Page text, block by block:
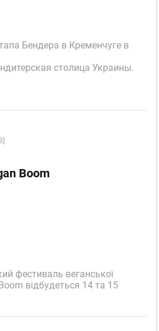
Бендера в Кременчуге в
столица Украины.
Boom
фестиваль веганської
відбудеться 14 та 15